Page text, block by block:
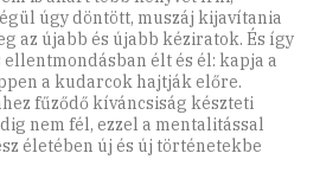
úgy döntött, muszáj kijavítania
az újabb és újabb kéziratok. És így
élt és él: kapja a
a kudarcok hajtják előre.
fűződő kíváncsiság készteti
nem fél, ezzel a mentalitással
életében új és új történetekbe